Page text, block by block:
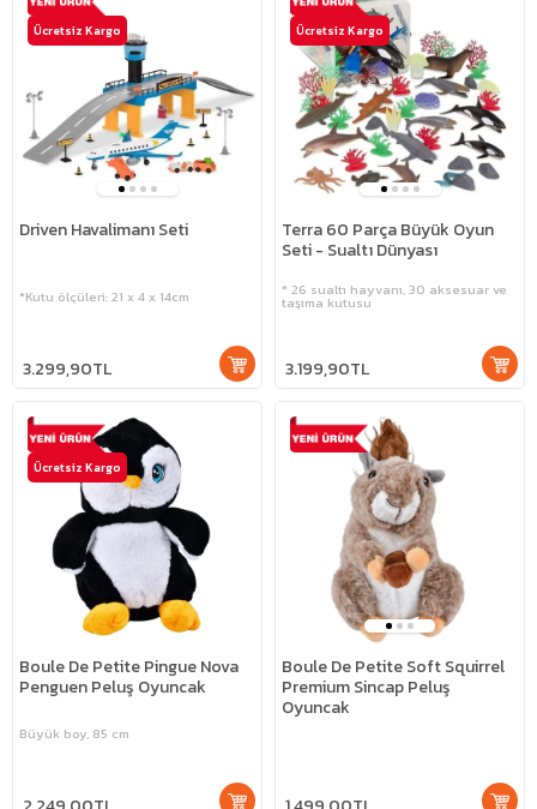
Driven Havalimanı Seti
*Kutu ölçüleri: 21 x 4 x 14cm
3.299,90TL
Ücretsiz Kargo
Terra 60 Parça Büyük Oyun
Seti - Sualtı Dünyası
* 26 sualtı hayvanı, 30 aksesuar ve
taşıma kutusu
3.199,90TL
Ücretsiz Kargo
Boule De Petite Pingue Nova
Penguen Peluş Oyuncak
Büyük boy, 85 cm
Ücretsiz Kargo
Boule De Petite Soft Squirrel
Premium Sincap Peluş
Oyuncak